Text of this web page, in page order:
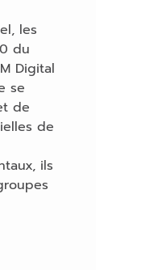
les
du
Digital
se
de
de
ils